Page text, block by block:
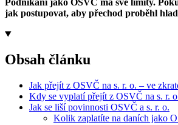
Podnikání jako OSVČ má své limity.
jak postupovat, aby přechod proběhl
Obsah článku
Jak přejít z OSVČ na s. r. o. – ve
Kdy se vyplatí přejít z OSVČ na s. r.
Jak se liší povinnosti OSVČ a s. r. o.
Kolik zaplatíte na daních jako